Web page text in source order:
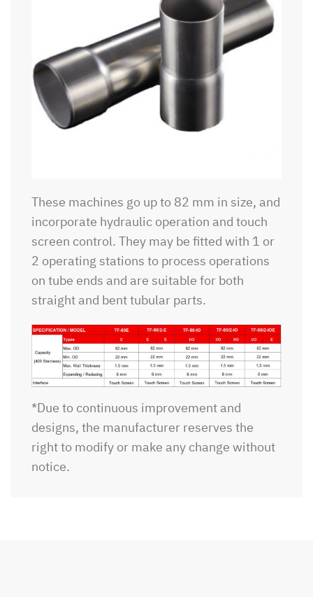
These machines go up to 82 mm in size, and
incorporate hydraulic operation and touch
screen control. They may be fitted with 1 or
2 operating stations to process operations
on tube ends and are suitable for both
straight and bent tubular parts.
*Due to continuous improvement and
designs, the manufacturer reserves the
right to modify or make any change without
notice.